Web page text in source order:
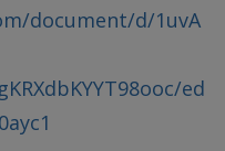
document/d/1uvA
ed